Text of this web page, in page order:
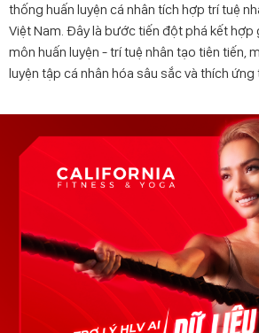
thống huấn luyện cá nhân tích hợp trí tuệ
Việt Nam. Đây là bước tiến đột phá kết hợp
môn huấn luyện - trí tuệ nhân tạo tiên tiến,
luyện tập cá nhân hóa sâu sắc và thích